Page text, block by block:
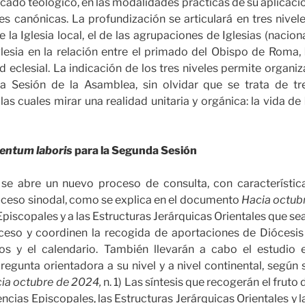
canónicas. La profundización se articulará en tres
Iglesia local, el de las agrupaciones de Iglesias
en la relación entre el primado del Obispo de Roma,
eclesial. La indicación de los tres niveles permite
Sesión de la Asamblea, sin olvidar que se trata de
cuales mirar una realidad unitaria y orgánica: la vida de
laboris para la Segunda Sesión
abre un nuevo proceso de consulta, con
sinodal, como se explica en el documento Hacia
y a las Estructuras Jerárquicas Orientales que
y coordinen la recogida de aportaciones de
y el calendario. También llevarán a cabo el estudio
orientadora a su nivel y a nivel continental, según
octubre de 2024, n. 1) Las síntesis que recogerán el fruto
Episcopales, las Estructuras Jerárquicas Orientales y